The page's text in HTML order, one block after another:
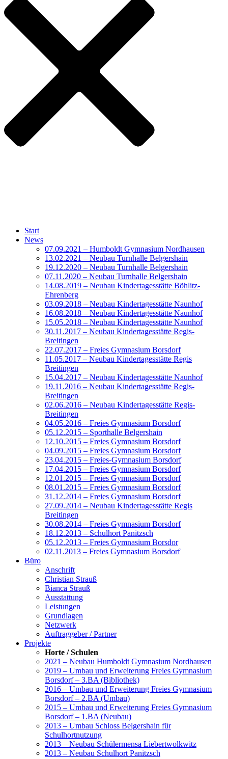
Start
News
07.09.2021 – Humboldt Gymnasium Nordhausen
13.02.2021 – Neubau Turnhalle Belgershain
19.12.2020 – Neubau Turnhalle Belgershain
07.11.2020 – Neubau Turnhalle Belgershain
14.08.2019 – Neubau Kindertagesstätte Böhlitz-
Ehrenberg
03.09.2018 – Neubau Kindertagesstätte Naunhof
16.08.2018 – Neubau Kindertagesstätte Naunhof
15.05.2018 – Neubau Kindertagesstätte Naunhof
30.11.2017 – Neubau Kindertagesstätte Regis-
Breitingen
22.07.2017 – Freies Gymnasium Borsdorf
11.05.2017 – Neubau Kindertagesstätte Regis
Breitingen
15.04.2017 – Neubau Kindertagesstätte Naunhof
19.11.2016 – Neubau Kindertagesstätte Regis-
Breitingen
02.06.2016 – Neubau Kindertagesstätte Regis-
Breitingen
04.05.2016 – Freies Gymnasium Borsdorf
05.12.2015 – Sporthalle Belgershain
12.10.2015 – Freies Gymnasium Borsdorf
04.09.2015 – Freies Gymnasium Borsdorf
23.04.2015 – Freies-Gymnasium Borsdorf
17.04.2015 – Freies Gymnasium Borsdorf
12.01.2015 – Freies Gymnasium Borsdorf
08.01.2015 – Freies Gymnasium Borsdorf
31.12.2014 – Freies Gymnasium Borsdorf
27.09.2014 – Neubau Kindertagesstätte Regis
Breitingen
30.08.2014 – Freies Gymnasium Borsdorf
18.12.2013 – Schulhort Panitzsch
05.12.2013 – Freies Gymnasium Borsdor
02.11.2013 – Freies Gymnasium Borsdorf
Büro
Anschrift
Christian Strauß
Bianca Strauß
Ausstattung
Leistungen
Grundlagen
Netzwerk
Auftraggeber / Partner
Projekte
Horte / Schulen
2021 – Neubau Humboldt Gymnasium Nordhausen
2019 – Umbau und Erweiterung Freies Gymnasium
Borsdorf – 3.BA (Bibliothek)
2016 – Umbau und Erweiterung Freies Gymnasium
Borsdorf – 2.BA (Umbau)
2015 – Umbau und Erweiterung Freies Gymnasium
Borsdorf – 1.BA (Neubau)
2013 – Umbau Schloss Belgershain für
Schulhortnutzung
2013 – Neubau Schülermensa Liebertwolkwitz
2013 – Neubau Schulhort Panitzsch